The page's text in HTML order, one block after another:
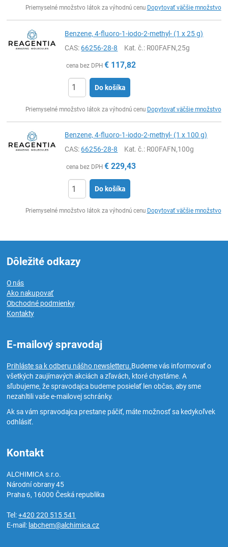
Priemyselné množstvo látok za výhodnú cenu Dopytovať väčšie množstvo
Benzene, 4-fluoro-1-iodo-2-methyl- (1 x 25 g)
CAS:66256-28-8 Kat. č.: R00FAFN,25g
cena bez DPH € 117,82
Do košíka
Priemyselné množstvo látok za výhodnú cenu Dopytovať väčšie množstvo
Benzene, 4-fluoro-1-iodo-2-methyl- (1 x 100 g)
CAS:66256-28-8 Kat. č.: R00FAFN,100g
cena bez DPH € 229,43
Do košíka
Priemyselné množstvo látok za výhodnú cenu Dopytovať väčšie množstvo
Dôležité odkazy
O nás
Ako nakupovať
Obchodné podmienky
Kontakty
E-mailový spravodaj
Prihláste sa k odberu nášho newsletteru.Budeme vás informovať o
všetkých zaujímavých akciách a zľavách, ktoré chystáme. A
sľubujeme, že spravodajca budeme posielať len občas, aby sme
nezahltili vaše e-mailovej schránky.
Ak sa vám spravodajca prestane páčiť, máte možnosť sa kedykoľvek
odhlásiť.
Kontakt
ALCHIMICA s.r.o.
Národní obrany 45
Praha 6, 16000Česká republika
Tel:+420 220 515 541
E-mail: labchem@alchimica.cz